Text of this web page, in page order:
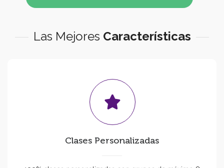
Las Mejores Características
Clases Personalizadas